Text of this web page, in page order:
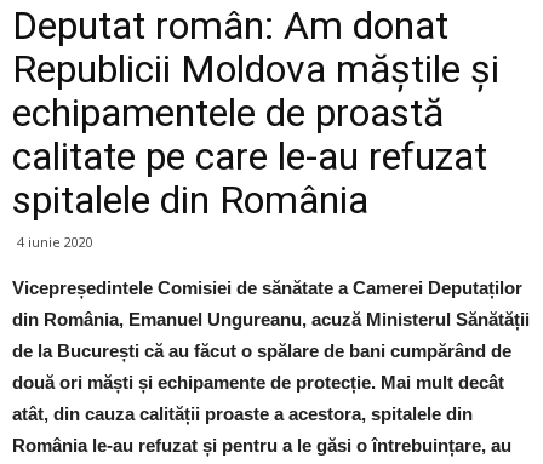
Deputat român: Am donat
Republicii Moldova măștile și
echipamentele de proastă
calitate pe care le-au refuzat
spitalele din România
4 iunie 2020
Vicepreședintele Comisiei de sănătate a Camerei Deputaților
din România, Emanuel Ungureanu, acuză Ministerul Sănătății
de la București că au făcut o spălare de bani cumpărând de
două ori măști și echipamente de protecție. Mai mult decât
atât, din cauza calității proaste a acestora, spitalele din
România le-au refuzat și pentru a le găsi o întrebuințare, au